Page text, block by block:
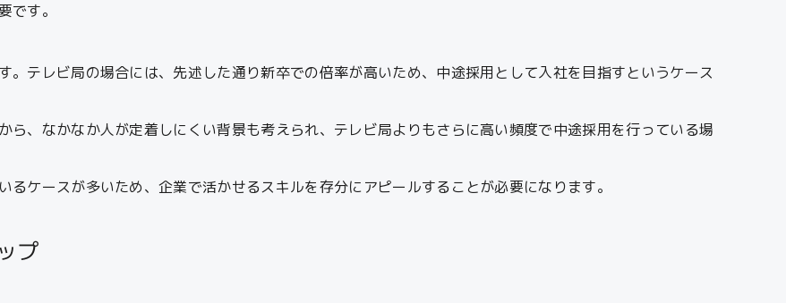
です。
。テレビ局の場合には、先述した通り新卒での倍率が高いため、中途採用として入社を目指すというケース
、なかなか人が定着しにくい背景も考えられ、テレビ局よりもさらに高い頻度で中途採用を行っている場
ケースが多いため、企業で活かせるスキルを存分にアピールすることが必要になります。
プ